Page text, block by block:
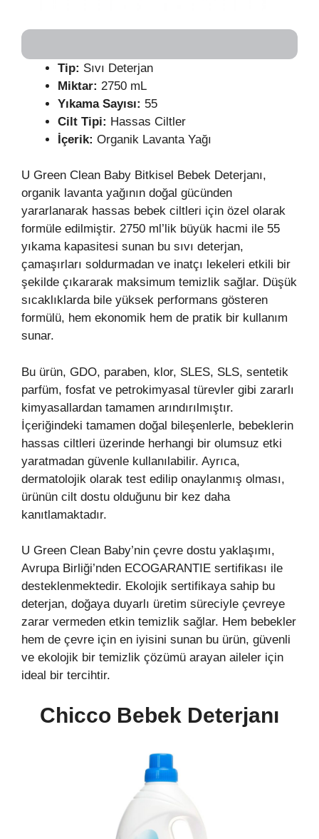
Tip: Sıvı Deterjan
Miktar: 2750 mL
Yıkama Sayısı: 55
Cilt Tipi: Hassas Ciltler
İçerik: Organik Lavanta Yağı
U Green Clean Baby Bitkisel Bebek Deterjanı,
organik lavanta yağının doğal gücünden
yararlanarak hassas bebek ciltleri için özel olarak
formüle edilmiştir. 2750 ml’lik büyük hacmi ile 55
yıkama kapasitesi sunan bu sıvı deterjan,
çamaşırları soldurmadan ve inatçı lekeleri etkili bir
şekilde çıkararak maksimum temizlik sağlar. Düşük
sıcaklıklarda bile yüksek performans gösteren
formülü, hem ekonomik hem de pratik bir kullanım
sunar.
Bu ürün, GDO, paraben, klor, SLES, SLS, sentetik
parfüm, fosfat ve petrokimyasal türevler gibi zararlı
kimyasallardan tamamen arındırılmıştır.
İçeriğindeki tamamen doğal bileşenlerle, bebeklerin
hassas ciltleri üzerinde herhangi bir olumsuz etki
yaratmadan güvenle kullanılabilir. Ayrıca,
dermatolojik olarak test edilip onaylanmış olması,
ürünün cilt dostu olduğunu bir kez daha
kanıtlamaktadır.
U Green Clean Baby’nin çevre dostu yaklaşımı,
Avrupa Birliği’nden ECOGARANTIE sertifikası ile
desteklenmektedir. Ekolojik sertifikaya sahip bu
deterjan, doğaya duyarlı üretim süreciyle çevreye
zarar vermeden etkin temizlik sağlar. Hem bebekler
hem de çevre için en iyisini sunan bu ürün, güvenli
ve ekolojik bir temizlik çözümü arayan aileler için
ideal bir tercihtir.
Chicco Bebek Deterjanı